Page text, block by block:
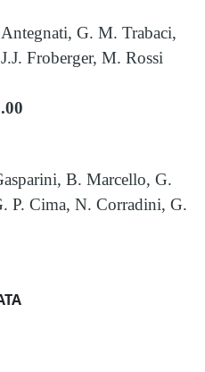
G. M. Trabaci,
Froberger, M. Rossi
B. Marcello, G.
P. Cima, N. Corradini, G.